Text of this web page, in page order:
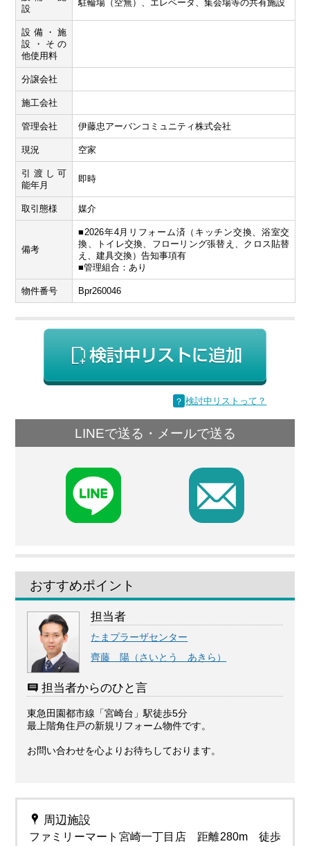
設
駐輪場（空無）、エレベータ、集会場等の共有施設
設備・施
設・その
他使用料
分譲会社
施工会社
管理会社 伊藤忠アーバンコミュニティ株式会社
現況 空家
引渡し可
能年月
即時
取引態様 媒介
備考
■2026年4月リフォーム済（キッチン交換、浴室交
換、トイレ交換、フローリング張替え、クロス貼替
え、建具交換）告知事項有
■管理組合：あり
物件番号 Bpr260046
？ 検討中リストって？
LINEで送る・メールで送る
F
おすすめポイント
担当者
たまプラーザセンター
齊藤 陽（さいとう あきら）
担当者からのひと言
東急田園都市線「宮崎台」駅徒歩5分
最上階角住戸の新規リフォーム物件です。
お問い合わせを心よりお待ちしております。
周辺施設
ファミリーマート宮崎一丁目店 距離280m 徒歩